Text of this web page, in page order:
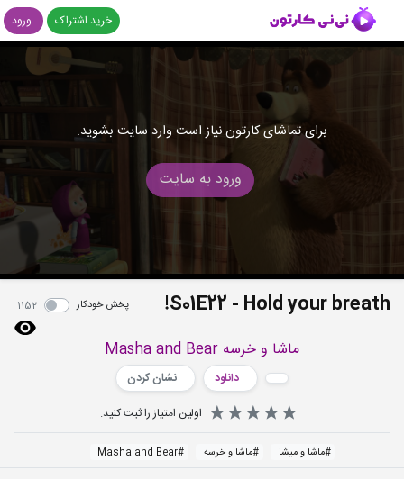
خرید اشتراک ورود
برای تماشای کارتون نیاز است وارد سایت بشوید.
ورود به سایت
S01E22 - Hold your breath! پخش خودکار 1152
ماشا و خرسه Masha and Bear
دانلود
نشان کردن
اولین امتیاز را ثبت کنید.
#ماشا و میشا #ماشا و خرسه #
Masha and Bear